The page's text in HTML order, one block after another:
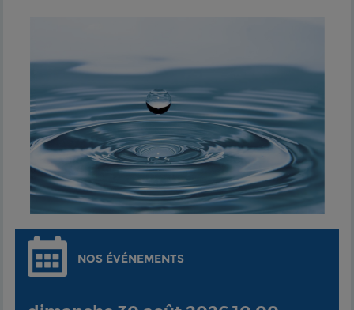
NOS ÉVÉNEMENTS